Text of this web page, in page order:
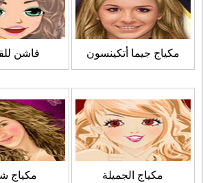
مكياج جيما أتكينسون فاشن
مكياج الجميلة مكياج